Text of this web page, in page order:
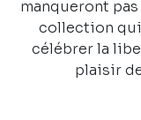
manqueront
collection
célébrer la
plaisir